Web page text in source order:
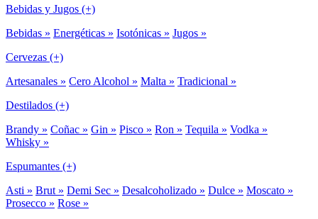
Bebidas y Jugos (+)
Bebidas » Energéticas » Isotónicas » Jugos »
Cervezas (+)
Artesanales » Cero Alcohol » Malta » Tradicional »
Destilados (+)
Brandy » Coñac » Gin » Pisco » Ron » Tequila » Vodka »
Whisky »
Espumantes (+)
Asti » Brut » Demi Sec » Desalcoholizado » Dulce » Moscato »
Prosecco » Rose »